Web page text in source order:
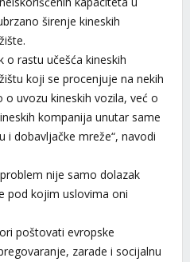
širenje kineskih
o rastu učešća kineskih
koji se procenjuje na nekih
o uvozu kineskih vozila, već o
kompanija unutar same
i dobavljačke mreže“, navodi
nije samo dolazak
pod kojim uslovima oni
poštovati evropske
zarade i socijalnu